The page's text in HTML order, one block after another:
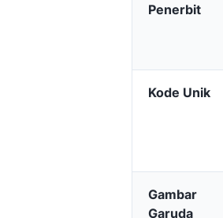
Penerbit
Kode Unik
Gambar
Garuda